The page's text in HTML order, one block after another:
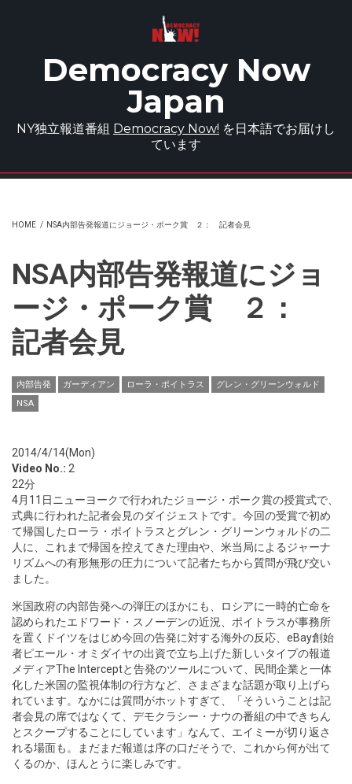
Democracy Now
Japan
NY独立報道番組 Democracy Now! を日本語でお届けし
ています
HOME / NSA内部告発報道にジョージ・ポーク賞 ２： 記者会見
NSA内部告発報道にジョ
ージ・ポーク賞 ２：
記者会見
内部告発 ガーディアン ローラ・ポイトラス
グレン・グリーンウォルド
NSA
2014/4/14(Mon)
Video No.: 2
22分
4月11日ニューヨークで行われたジョージ・ポーク賞の授賞式で、
式典に行われた記者会見のダイジェストです。今回の受賞で初め
て帰国したローラ・ポイトラスとグレン・グリーンウォルドの二
人に、これまで帰国を控えてきた理由や、米当局によるジャーナ
リズムへの有形無形の圧力について記者たちから質問が飛び交い
ました。
米国政府の内部告発への弾圧のほかにも、ロシアに一時的亡命を
認められたエドワード・スノーデンの近況、ポイトラスが事務所
を置くドイツをはじめ今回の告発に対する海外の反応、eBay創始
者ピエール・オミダイヤの出資で立ち上げた新しいタイプの報道
メディアThe Interceptと告発のツールについて、民間企業と一体
化した米国の監視体制の行方など、さまざまな話題が取り上げら
れています。なかには質問がホットすぎて、「そういうことは記
者会見の席ではなくて、デモクラシー・ナウの番組の中できちん
とスクープすることにしています」なんて、エイミーが切り返さ
れる場面も。まだまだ報道は序の口だそうで、これから何が出て
くるのか、ほんとうに楽しみです。